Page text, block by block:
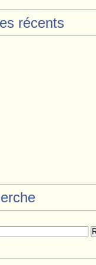
récents